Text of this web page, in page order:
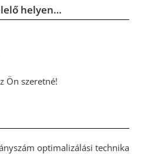
helyen…
Ön szeretné!
optimalizálási technika